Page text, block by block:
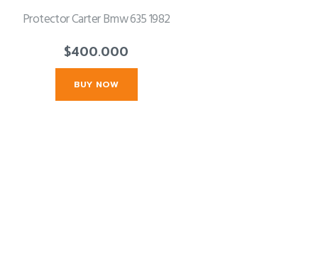
Protector Carter Bmw 635 1982
$400.000
BUY NOW